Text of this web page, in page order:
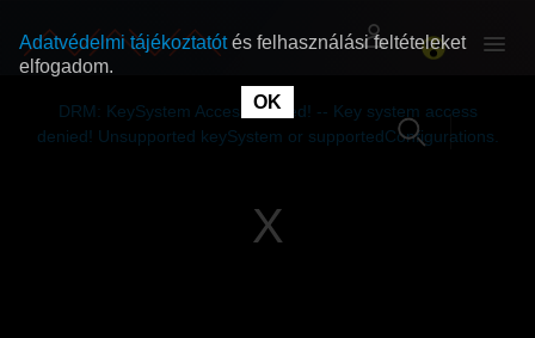
RÓLUNK
RÓLUNK
DRM: KeySystem Access Denied! -- Key system access
denied! Unsupported keySystem or supportedConfigurations.
Adatvédelmi tájékoztatótés felhasználási feltételeket
elfogadom.
OK